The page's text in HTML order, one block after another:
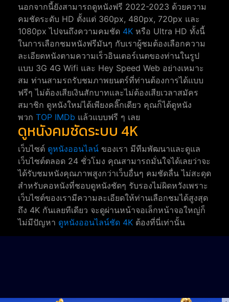
นอกจากนี้ยังสามารถดูหนังฟรี 2022-2023 ด้วยความ
คมชัดระดับ HD ตั้งแต่ 360px, 480px, 720px และ
1080px ไปจนถึงความคมชัด 4K หรือ Ultra HD ทั้งนี้
ในการเลือกชมหนังฟรีมันๆ กับเราผู้ชมต้องเลือกความ
ละเอียดหนังตามความเร็วอินเตอร์เนตของท่านในรูป
แบบ 3G 4G Wifi และ Hey Speed Web อย่างเหมาะ
สม ท่านสามรถรับชมภาพยนตร์ที่ท่านต้องการได้แบบ
ฟรีๆ ไม่ต้องเสียเงินสักบาทและไม่ต้องเสียเวลาสมัคร
สมาชิก ดูหนังใหม่ได้เพียงคลิ๊กเดียว คุณก็ได้ดูหนัง
พวก TOP IMDb แล้วแบบฟรี ๆ เลย
ดูหนังคมชัดระบบ 4K
เว็บไซต์ ดูหนังออนไลน์ ของเรา มีทีมพัฒนาและดูแล
เว็บไซต์ตลอด 24 ชั่วโมง คุณสามารถมั่นใจได้เลยว่าจะ
ได้รับชมหนังคุณภาพสูงกว่าเว็บอื่นๆ คมชัดลื่น ไม่สะดุด
สำหรับคอหนังที่ชอบดูหนังชัดๆ รับรองไม่ผิดหวังเพราะ
เว็บไซต์ของเรามีความละเอียดให้ท่านเลือกชมได้สูงสุด
ถึง 4K กันเลยทีเดียว จะดูผ่านหน้าจอเล็กหน้าจอใหญ่ก็
ไม่มีปัญหา ดูหนังออนไลน์ชัด 4K ต้องที่นี่เท่านั้น